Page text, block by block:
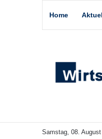
Home
Samstag, 08.